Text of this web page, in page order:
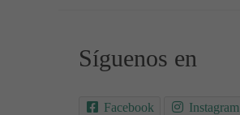
Síguenos en
Facebook Instagram